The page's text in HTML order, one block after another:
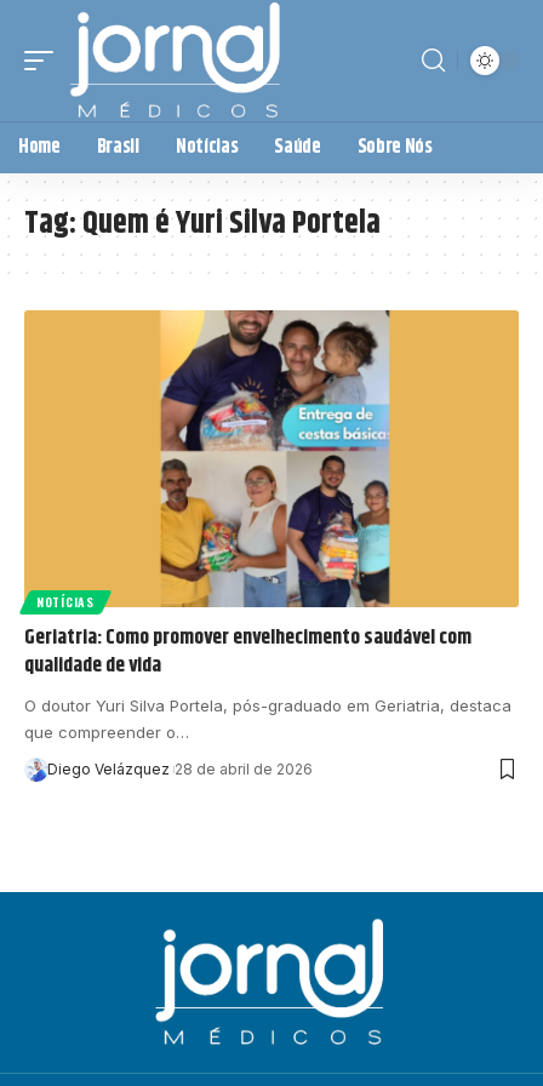
Home Brasil Notícias Saúde Sobre Nós
Tag:Quem é Yuri Silva Portela
NOTÍCIAS
Geriatria: Como promover envelhecimento saudável com
qualidade de vida
O doutor Yuri Silva Portela, pós-graduado em Geriatria, destaca
que compreender o…
Diego Velázquez 28 de abril de 2026